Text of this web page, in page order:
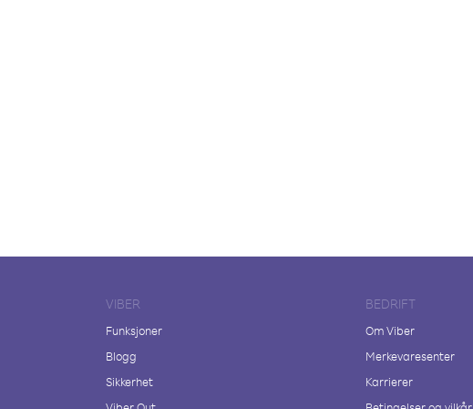
VIBER
Funksjoner
Blogg
Sikkerhet
BEDRIFT
Om Viber
Merkevaresenter
Karrierer